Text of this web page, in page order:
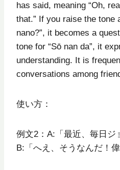
has said, meaning “Oh,
that.” If you raise the tone
nano?”, it becomes a
tone for “Sō nan da”, it
understanding. It is
conversations among
使い方：
例文2：A:「最近、毎日ジ
B:「へえ、そうなんだ！